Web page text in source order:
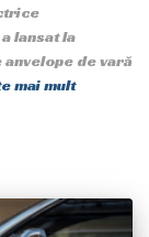
lansat la
de vară
mai mult